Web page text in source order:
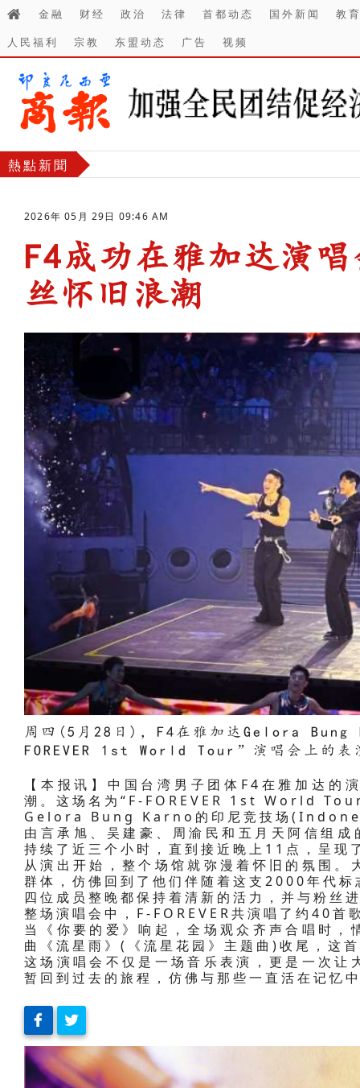
金融 财经 政治 法律 首都动态 国外新闻
教
人民福利
宗教 东盟动态 广告 视频
熱點新聞
2026年 05月 29日 09:46 AM
F4成功在雅加达演
丝怀旧浪潮
周四(5月28日)，F4在雅加达Gelora
FOREVER 1st World Tour”演唱会上的表
【本报讯】中国台湾男子团体F4在雅加达的
潮。这场名为“F-FOREVER 1st World
Gelora Bung Karno的印尼竞技场
由言承旭、吴建豪、周渝民和五月天阿信组
持续了近三个小时，直到接近晚上11点，呈现
从演出开始，整个场馆就弥漫着怀旧的氛围
群体，仿佛回到了他们伴随着这支2000年代
四位成员整晚都保持着清新的活力，并与粉丝
整场演唱会中，F-FOREVER共演唱了约40首
当《你要的爱》响起，全场观众齐声合唱时
曲《流星雨》(《流星花园》主题曲)收尾，这
这场演唱会不仅是一场音乐表演，更是一次
暂回到过去的旅程，仿佛与那些一直活在记忆